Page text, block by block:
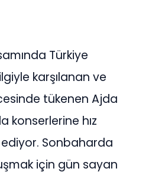
Türkiye
karşılanan ve
tükenen Ajda
konserlerine hız
Sonbaharda
için gün sayan